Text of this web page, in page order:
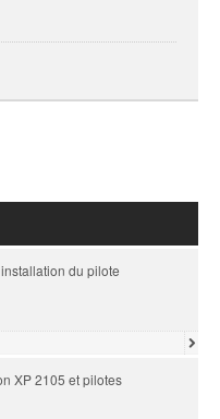
du pilote
XP 2105 et pilotes